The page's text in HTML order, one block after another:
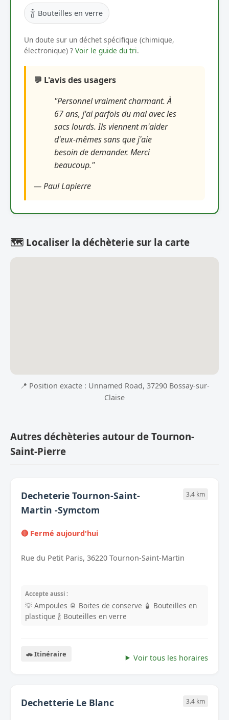
🍾 Bouteilles en verre
Un doute sur un déchet spécifique (chimique,
électronique) ? Voir le guide du tri.
💬 L'avis des usagers
"Personnel vraiment charmant. À
67 ans, j'ai parfois du mal avec les
sacs lourds. Ils viennent m'aider
d'eux-mêmes sans que j'aie
besoin de demander. Merci
beaucoup."
— Paul Lapierre
🗺️ Localiser la déchèterie sur la carte
📍 Position exacte : Unnamed Road, 37290 Bossay-sur-
Claise
Autres déchèteries autour de Tournon-
Saint-Pierre
Decheterie Tournon-Saint-
Martin -Symctom
3.4 km
🔴 Fermé aujourd'hui
Rue du Petit Paris, 36220 Tournon-Saint-Martin
Accepte aussi :
💡 Ampoules 🥫 Boites de conserve 🧴 Bouteilles en
plastique 🍾 Bouteilles en verre
🚗 Itinéraire Voir tous les horaires
Dechetterie Le Blanc 3.4 km